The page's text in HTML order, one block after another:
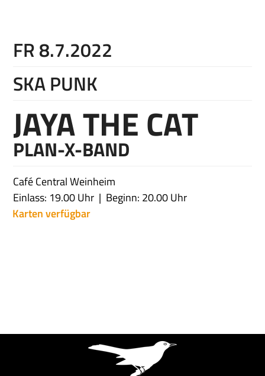
FR 8.7.2022
SKA PUNK
JAYA THE CAT
PLAN-X-BAND
Café Central Weinheim
Einlass: 19.00 Uhr
Beginn: 20.00 Uhr
Karten verfügbar